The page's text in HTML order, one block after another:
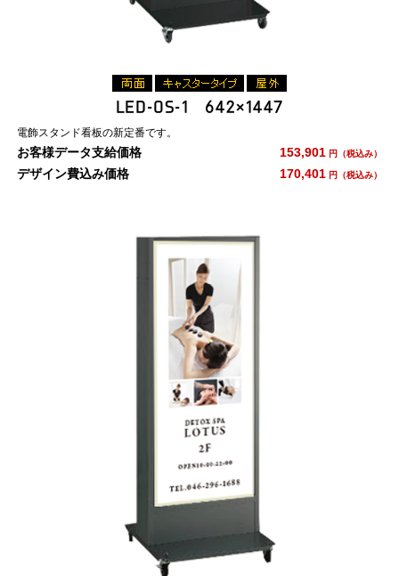
LED-OS-1 642×1447
電飾スタンド看板の新定番です。
お客様データ支給価格 153,901 円（税込み）
デザイン費込み価格 170,401 円（税込み）